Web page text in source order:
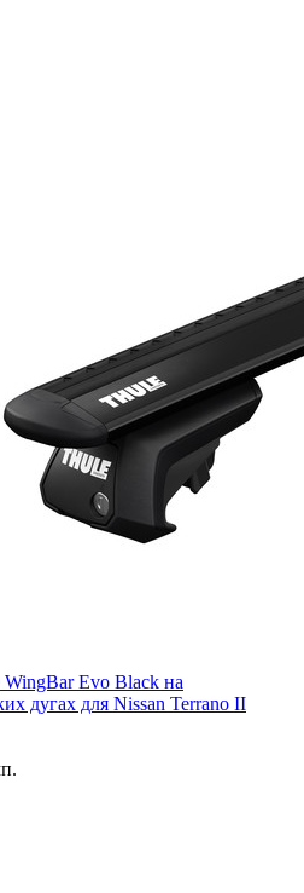
Evo Black на
дугах для Nissan Terrano II